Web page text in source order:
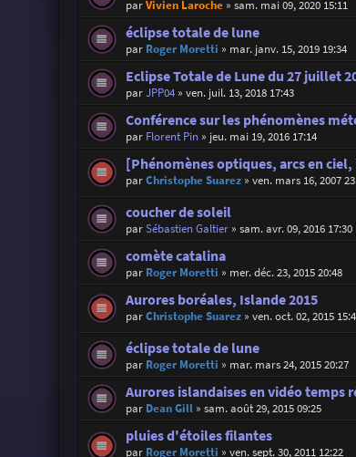
parVivien Laroche» sam. mai 09, 2020 15:11
éclipse totale de lune
par Roger Moretti » mar. janv. 15, 2019 19:34
Eclipse Totale de Lune du 27 juillet
parJPP04» ven. juil. 13, 2018 17:43
Conférence sur les phénomènes
par Florent Pin» jeu. mai 19, 2016 17:14
[Phénomènes optiques, arcs en
parChristophe Suarez» ven. mars 16, 2007
coucher de soleil
parSébastien Galtier» sam. avr. 09, 2016 17:30
comète catalina
par Roger Moretti » mer. déc. 23, 2015 20:48
Aurores boréales, Islande 2015
parChristophe Suarez» ven. oct. 02, 2015
éclipse totale de lune
par Roger Moretti » mar. mars 24, 2015 20:27
Aurores islandaises en vidéo temps
par Dean Gill» sam. août 29, 2015 09:25
pluies d'étoiles filantes
par Roger Moretti » ven. sept. 30, 2011 12:22